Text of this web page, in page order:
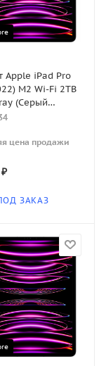
Apple iPad Pro
M2 Wi-Fi 2TB
(Серый
цена продажи
ЗАКАЗ